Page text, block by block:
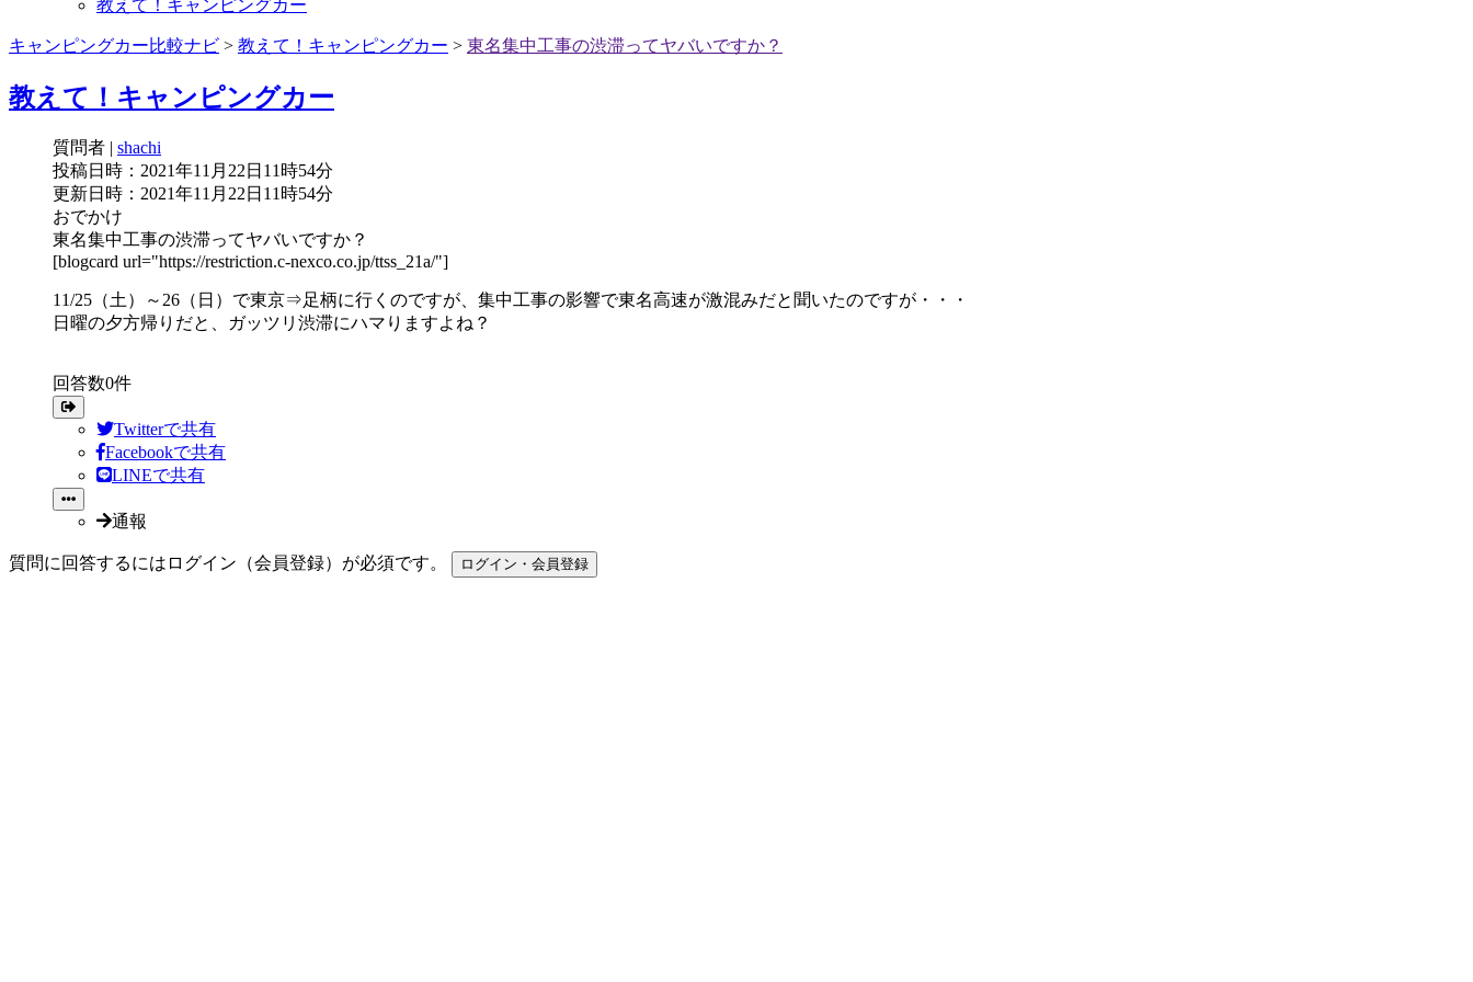
教えて！キャンピングカー
キャンピングカー比較ナビ > 教えて！キャンピングカー > 東名集中工事の渋滞ってヤバいですか？
教えて！キャンピングカー
質問者 | shachi
投稿日時：2021年11月22日11時54分
更新日時：2021年11月22日11時54分
おでかけ
東名集中工事の渋滞ってヤバいですか？
[blogcard url="https://restriction.c-nexco.co.jp/ttss_21a/"]
11/25（土）～26（日）で東京⇒足柄に行くのですが、集中工事の影響で東名高速が激混みだと聞いたのですが・・・
日曜の夕方帰りだと、ガッツリ渋滞にハマりますよね？
回答数0件
Twitterで共有
Facebookで共有
LINEで共有
通報
質問に回答するにはログイン（会員登録）が必須です。 ログイン・会員登録